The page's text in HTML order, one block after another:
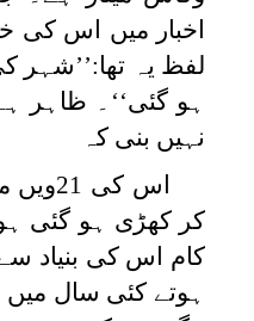
اخبار میں اس کی
ہو گئی‘‘۔
نہیں بنی کہ
اس کی
کر کھڑی ہو گئی
کام اس کی بنیاد
ہوتے کئی سال میں